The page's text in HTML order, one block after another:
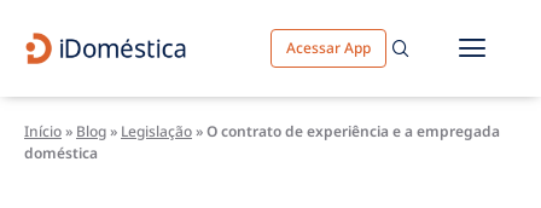
Acessar App
Início» Blog» Legislação»O contrato de experiência e a empregada
doméstica